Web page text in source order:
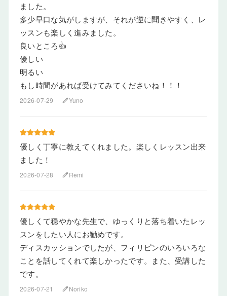
ました。
多少早口な気がしますが、それが逆に聞きやすく、レ
ッスンも楽しく進みました。
良いところ👍
優しい
明るい
もし時間があれば受けてみてくださいね！！！
2026-07-29 editYuno
優しく丁寧に教えてくれました。楽しくレッスン出来
ました！
2026-07-28 editRemi
優しくて穏やかな先生で、ゆっくりと落ち着いたレッ
スンをしたい人にお勧めです。
ディスカッションでしたが、フィリピンのいろいろな
ことを話してくれて楽しかったです。また、受講した
です。
2026-07-21 editNoriko